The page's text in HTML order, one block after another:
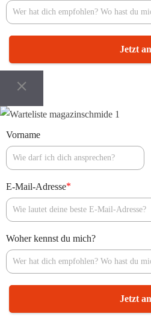
Jetzt
Vorname
E-Mail-Adresse*
Woher kennst du mich?
Jetzt